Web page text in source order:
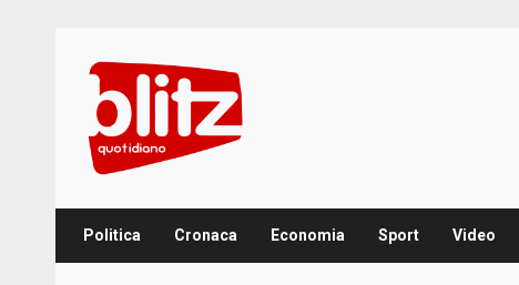
content
Politica Cronaca Economia Sport Video